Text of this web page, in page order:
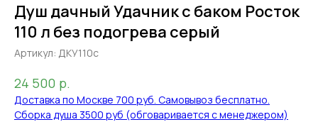
Душ дачный Удачник с баком Росток
110 л без подогрева серый
Артикул: ДКУ110с
24 500 р.
Доставка по Москве 700 руб. Самовывоз бесплатно.
Сборка душа 3500 руб (обговаривается с менеджером)